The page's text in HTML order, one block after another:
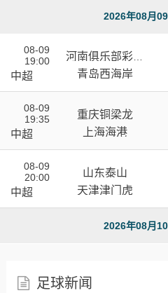
2026年08月
08-09
19:00
中超
河南俱乐部彩陶
坊
青岛西海岸
08-09
19:35
中超
重庆铜梁龙
上海海港
08-09
20:00
中超
山东泰山
天津津门虎
2026年08月
足球新闻